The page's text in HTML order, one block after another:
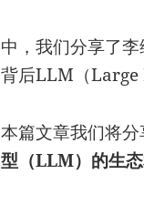
中，我们分享了
背后LLM（Large
本篇文章我们将
型（LLM）的生